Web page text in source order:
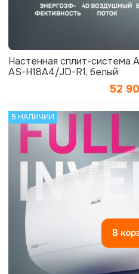
Настенная сплит-система
AS-H18A4/JD-R1, белый
52
В НАЛИЧИИ
В